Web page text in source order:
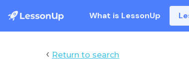
What is LessonUp
‹ Return to search